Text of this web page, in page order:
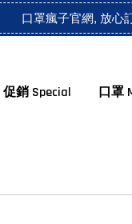
口罩瘋子官網, 放心
促銷 Special 口罩